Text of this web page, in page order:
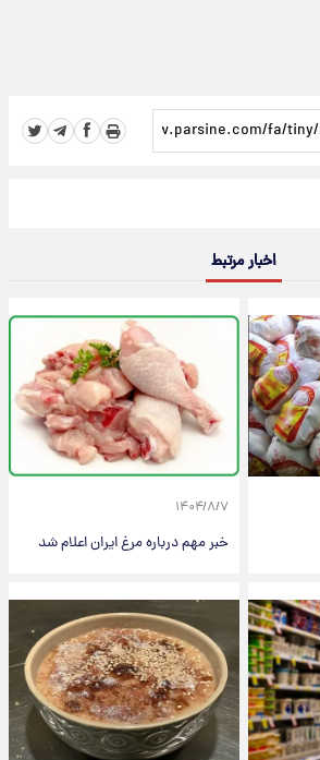
اخبار مرتبط
۱۴۰۴/۸/۷
خبر مهم درباره مرغ ایران اعلام شد